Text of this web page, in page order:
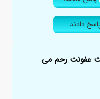
دادند.
عفونت رحم می